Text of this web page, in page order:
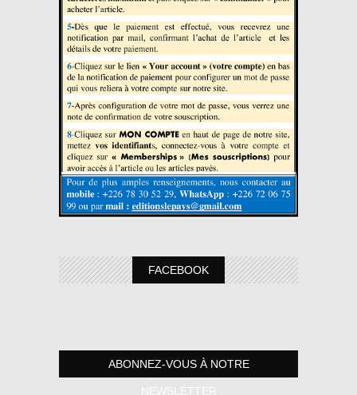
FACEBOOK
ABONNEZ-VOUS À NOTRE
NEWSLETTER